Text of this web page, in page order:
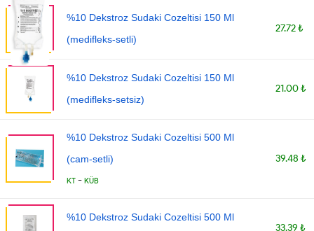
%10 Dekstroz Sudaki Cozeltisi 150 Ml
(medifleks-setli)
27.72 ₺
%10 Dekstroz Sudaki Cozeltisi 150 Ml
(medifleks-setsiz)
21.00 ₺
%10 Dekstroz Sudaki Cozeltisi 500 Ml
(cam-setli)
KT - KÜB
39.48 ₺
%10 Dekstroz Sudaki Cozeltisi 500 Ml
33.39 ₺